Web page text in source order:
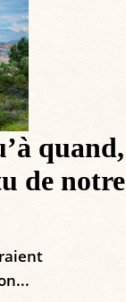
quand,
de notre